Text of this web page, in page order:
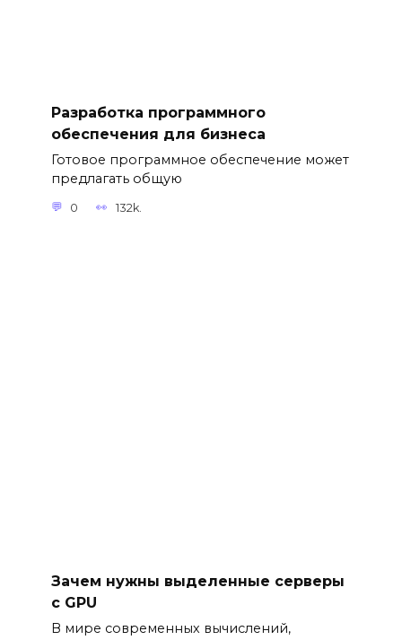
Разработка программного
обеспечения для бизнеса
Готовое программное обеспечение может
предлагать общую
0 132k.
Зачем нужны выделенные серверы
с GPU
В мире современных вычислений,